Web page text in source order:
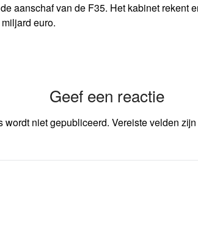
aanschaf van de F35. Het kabinet rekent
euro.
Geef een reactie
wordt niet gepubliceerd. Vereiste velden